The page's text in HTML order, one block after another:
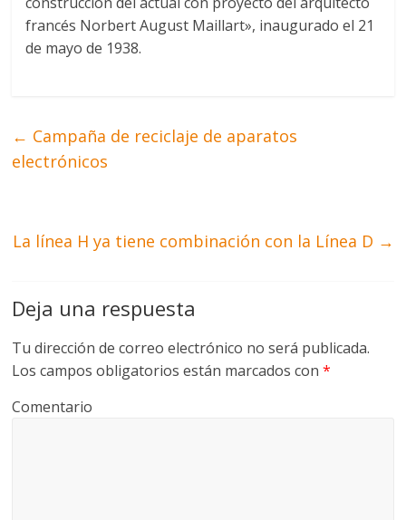
francés Norbert August Maillart», inaugurado el 21
de mayo de 1938.
← Campaña de reciclaje de aparatos
electrónicos
La línea H ya tiene combinación con la Línea D →
Deja una respuesta
Tu dirección de correo electrónico no será publicada.
Los campos obligatorios están marcados con*
Comentario